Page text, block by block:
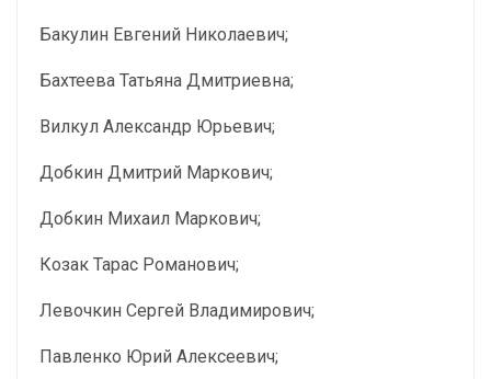
Бакулин Евгений Николаевич;
Бахтеева Татьяна Дмитриевна;
Вилкул Александр Юрьевич;
Добкин Дмитрий Маркович;
Добкин Михаил Маркович;
Козак Тарас Романович;
Левочкин Сергей Владимирович;
Павленко Юрий Алексеевич;